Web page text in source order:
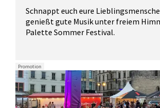
Schnappt euch eure
genießt gute Musik unter freiem
Palette Sommer Festival.
Promotion